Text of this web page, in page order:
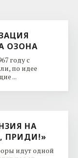
ОЗОНА
году с
по идее
...
НА
ПРИДИ!»
идут одной